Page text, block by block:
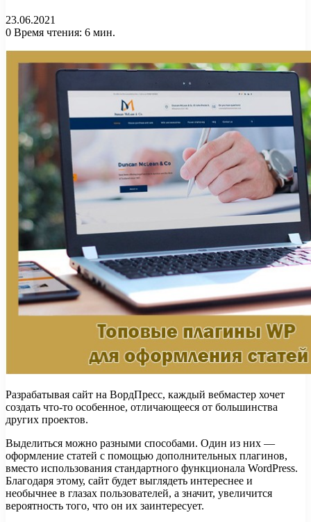
23.06.2021
0 Время чтения: 6 мин.
Разрабатывая сайт на ВордПресс, каждый вебмастер хочет
создать что-то особенное, отличающееся от большинства
других проектов.
Выделиться можно разными способами. Один из них —
оформление статей с помощью дополнительных плагинов,
вместо использования стандартного функционала WordPress.
Благодаря этому, сайт будет выглядеть интереснее и
необычнее в глазах пользователей, а значит, увеличится
вероятность того, что он их заинтересует.